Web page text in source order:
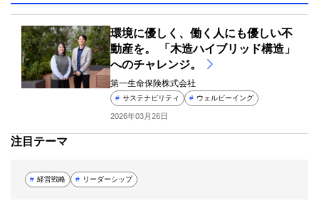
環境に優しく、働く人にも優しい不
動産を。 「木造ハイブリッド構造」
へのチャレンジ。
第一生命保険株式会社
# サステナビリティ # ウェルビーイング
2026年03月26日
注目テーマ
# 経営戦略 # リーダーシップ